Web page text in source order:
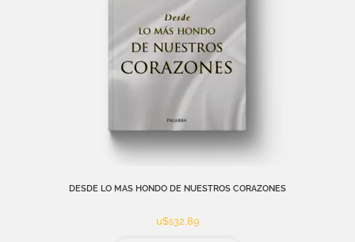
DESDE LO MAS HONDO DE NUESTROS CORAZONES
u$s32,89